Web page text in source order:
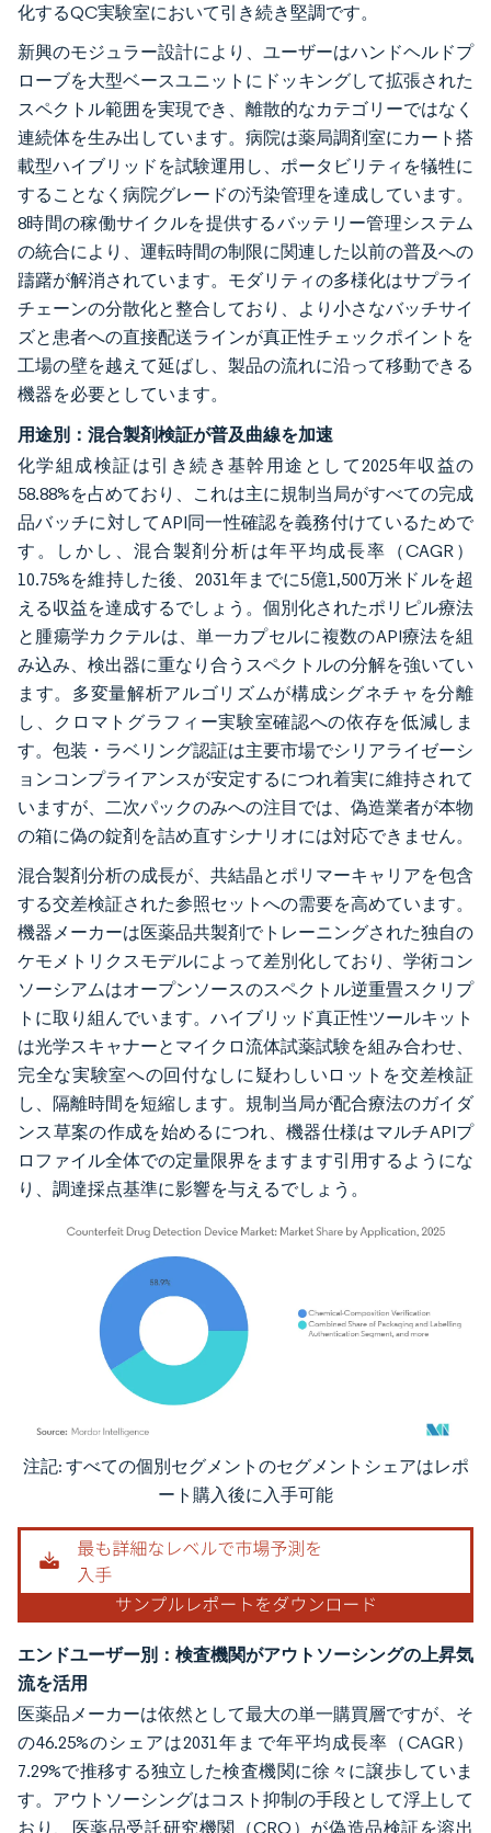
化するQC実験室において引き続き堅調です。
新興のモジュラー設計により、ユーザーはハンドヘルドプ
ローブを大型ベースユニットにドッキングして拡張された
スペクトル範囲を実現でき、離散的なカテゴリーではなく
連続体を生み出しています。病院は薬局調剤室にカート搭
載型ハイブリッドを試験運用し、ポータビリティを犠牲に
することなく病院グレードの汚染管理を達成しています。
8時間の稼働サイクルを提供するバッテリー管理システム
の統合により、運転時間の制限に関連した以前の普及への
躊躇が解消されています。モダリティの多様化はサプライ
チェーンの分散化と整合しており、より小さなバッチサイ
ズと患者への直接配送ラインが真正性チェックポイントを
工場の壁を越えて延ばし、製品の流れに沿って移動できる
機器を必要としています。
用途別：混合製剤検証が普及曲線を加速
化学組成検証は引き続き基幹用途として2025年収益の
58.88%を占めており、これは主に規制当局がすべての完成
品バッチに対してAPI同一性確認を義務付けているためで
す。しかし、混合製剤分析は年平均成長率（CAGR）
10.75%を維持した後、2031年までに5億1,500万米ドルを超
える収益を達成するでしょう。個別化されたポリピル療法
と腫瘍学カクテルは、単一カプセルに複数のAPI療法を組
み込み、検出器に重なり合うスペクトルの分解を強いてい
ます。多変量解析アルゴリズムが構成シグネチャを分離
し、クロマトグラフィー実験室確認への依存を低減しま
す。包装・ラベリング認証は主要市場でシリアライゼーシ
ョンコンプライアンスが安定するにつれ着実に維持されて
いますが、二次パックのみへの注目では、偽造業者が本物
の箱に偽の錠剤を詰め直すシナリオには対応できません。
混合製剤分析の成長が、共結晶とポリマーキャリアを包含
する交差検証された参照セットへの需要を高めています。
機器メーカーは医薬品共製剤でトレーニングされた独自の
ケモメトリクスモデルによって差別化しており、学術コン
ソーシアムはオープンソースのスペクトル逆重畳スクリプ
トに取り組んでいます。ハイブリッド真正性ツールキット
は光学スキャナーとマイクロ流体試薬試験を組み合わせ、
完全な実験室への回付なしに疑わしいロットを交差検証
し、隔離時間を短縮します。規制当局が配合療法のガイダ
ンス草案の作成を始めるにつれ、機器仕様はマルチAPIプ
ロファイル全体での定量限界をますます引用するようにな
り、調達採点基準に影響を与えるでしょう。
画像 © Mordor Intelligence。再利用にはCC BY 4.0の表示が必要です。
注記: すべての個別セグメントのセグメントシェアはレポ
ート購入後に入手可能
エンドユーザー別：検査機関がアウトソーシングの上昇気
流を活用
医薬品メーカーは依然として最大の単一購買層ですが、そ
の46.25%のシェアは2031年まで年平均成長率（CAGR）
7.29%で推移する独立した検査機関に徐々に譲歩していま
す。アウトソーシングはコスト抑制の手段として浮上して
おり、医薬品受託研究機関（CRO）が偽造品検証を溶出